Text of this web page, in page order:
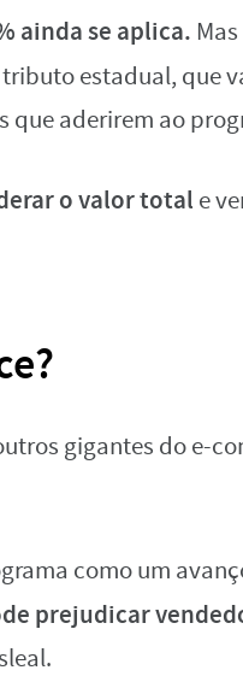
ainda se aplica.
estadual, que
que aderirem ao
o valor total e
gigantes do e-
como um
prejudicar